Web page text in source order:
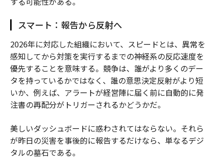
スマート：報告から反射へ
2026年に対応した組織において、スピードとは、異常を
感知してから対策を実行するまでの神経系の反応速度を
優先することを意味する。競争は、誰がより多くのデー
タを持っているかではなく、誰の意思決定反射がより短
いか、例えば、アラートが経営陣に届く前に自動的に発
注書の再配分がトリガーされるかどうかだ。
美しいダッシュボードに惑わされてはならない。それら
が昨日の災害を事後的に報告するだけなら、単なるデジ
タルの墓石である。